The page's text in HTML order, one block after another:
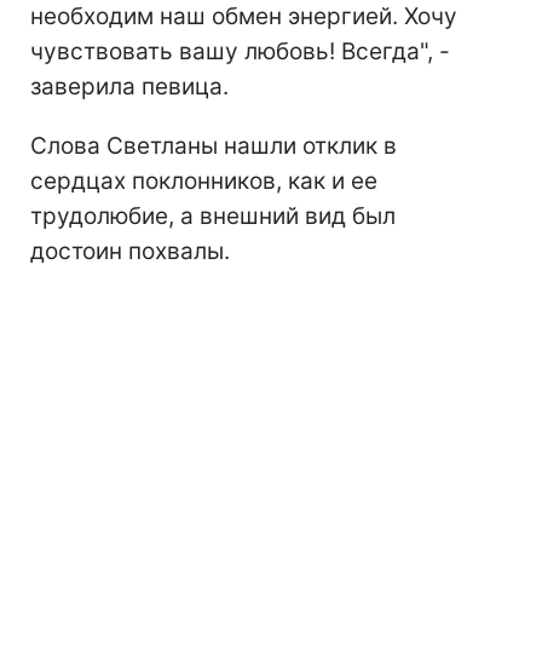
необходим наш обмен энергией. Хочу
чувствовать вашу любовь! Всегда", -
заверила певица.
Слова Светланы нашли отклик в
сердцах поклонников, как и ее
трудолюбие, а внешний вид был
достоин похвалы.